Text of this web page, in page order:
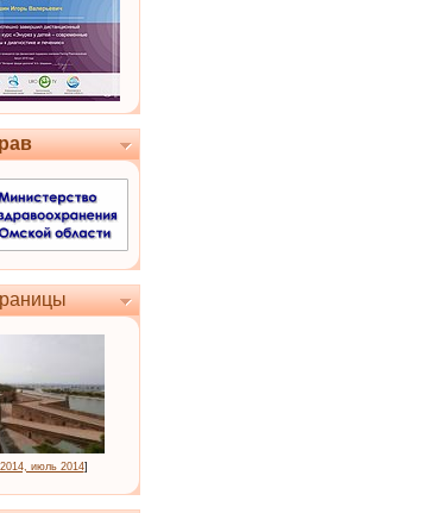
июль 2014]